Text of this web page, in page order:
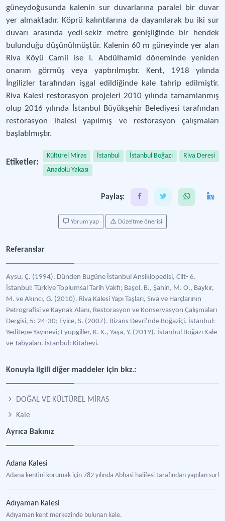
güneydoğusunda kalenin sur duvarlarına paralel bir duvar
yer almaktadır. Köprü kalıntılarına da dayanılarak bu iki sur
duvarı arasında yedi-sekiz metre genişliğinde bir hendek
bulunduğu düşünülmüştür. Kalenin 60 m güneyinde yer alan
Riva Köyü Camii ise I. Abdülhamid döneminde yeniden
onarım görmüş veya yaptırılmıştır. Kent, 1918 yılında
İngilizler tarafından işgal edildiğinde kale tahrip edilmiştir.
Riva Kalesi restorasyon projeleri 2010 yılında tamamlanmış
olup 2016 yılında İstanbul Büyükşehir Belediyesi tarafından
restorasyon ihalesi yapılmış ve restorasyon çalışmaları
başlatılmıştır.
Etiketler:
Kültürel Miras İstanbul İstanbul Boğazı
Riva Deresi
Anadolu Yakası
Paylaş:
Yorum yap Düzeltme önerisi
Referanslar
Aysu, Ç. (1994). Dünden Bugüne İstanbul Ansiklopedisi, Cilt- 6.
İstanbul: Türkiye Toplumsal Tarih Vakfı; Başol, B., Şahin, M. O., Baykır,
M. ve Akıncı, G. (2010). Riva Kalesi Yapı Taşları, Sıva ve Harçlarının
Petrografisi ve Kaynak Alanı, Restorasyon ve Konservasyon Çalışmaları
Dergisi, 5: 24-30; Eyice, S. (2007). Bizans Devri’nde Boğaziçi. İstanbul:
Yeditepe Yayınevi; Eyüpgiller, K. K., Yaşa, Y. (2019). İstanbul Boğazı Kale
ve Tabyaları. İstanbul: Kitabevi.
Konuyla ilgili diğer maddeler için bkz.:
DOĞAL VE KÜLTÜREL MİRAS
Kale
Ayrıca Bakınız
Adana Kalesi
Adana kentini korumak için 782 yılında Abbasi halifesi tarafından yapılan
Adıyaman Kalesi
Adıyaman kent merkezinde bulunan kale.